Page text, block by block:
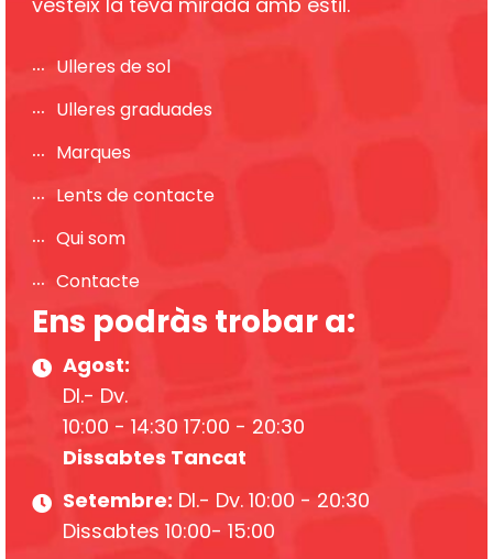
Ulleres de sol
Ulleres graduades
Marques
Lents de contacte
Qui som
Contacte
Ens podràs trobar a:
Agost:
Dl.- Dv.
10:00 - 14:30 17:00 - 20:30
Dissabtes Tancat
Setembre: Dl.- Dv. 10:00 - 20:30
Dissabtes 10:00- 15:00